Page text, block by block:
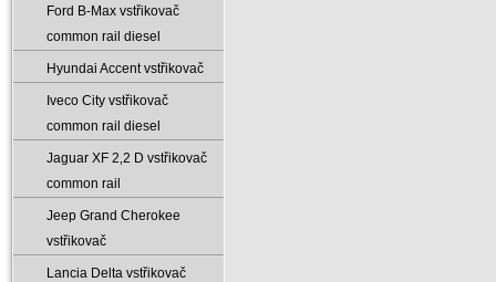
Ford B-Max vstřikovač
common rail diesel
Hyundai Accent vstřikovač
Iveco City vstřikovač
common rail diesel
Jaguar XF 2‚2 D vstřikovač
common rail
Jeep Grand Cherokee
vstřikovač
Lancia Delta vstřikovač